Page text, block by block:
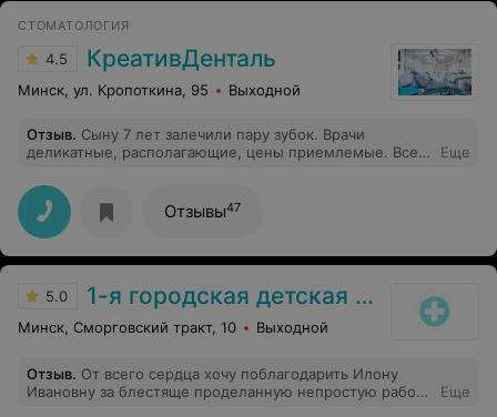
СТОМАТОЛОГИЯ
4.5 КреативДенталь
Минск, ул. Кропоткина, 95 Выходной
Отзыв. Сыну 7 лет залечили пару зубок. Врачи
деликатные, располагающие, цены приемлемые. Все
необходимости.
Еще
Отзывы47
5.0 1-я городская детская стоматологическая поликлиника
Минск, Сморговский тракт, 10 Выходной
Отзыв. От всего сердца хочу поблагодарить Илону
Ивановну за блестяще проделанную непростую работу
Еще